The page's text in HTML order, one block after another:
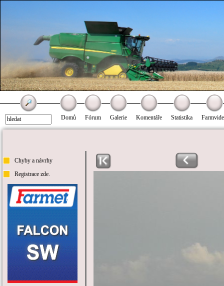
Domů Fórum Galerie Komentáře Statistika
Chyby a návrhy
Registrace zde.